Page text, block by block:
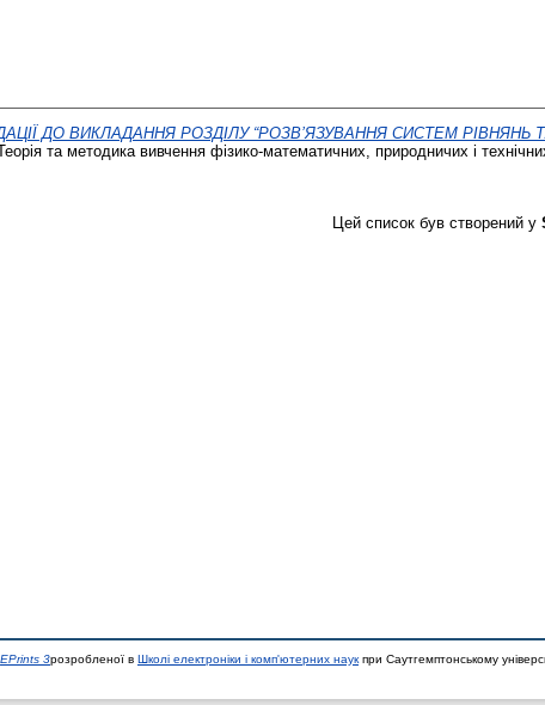
ДО ВИКЛАДАННЯ РОЗДІЛУ “РОЗВ’ЯЗУВАННЯ СИСТЕМ РІВНЯНЬ
та методика вивчення фізико-математичних, природничих і
Цей список був створений у
EPrints 3розробленої в Школі електроніки і комп'ютерних наук при Саутгемптонському